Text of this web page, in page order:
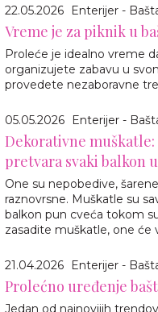
22.05.2026 Enterijer -
Vreme je za piknik u
Proleće je idealno vreme
organizujete zabavu u
provedete nezaboravne
05.05.2026 Enterijer -
Dekorativne muškatle:
pretvara svaki balkon
One su nepobedive,
raznovrsne. Muškatle su
balkon pun cveća tokom
zasadite muškatle, one će
21.04.2026 Enterijer -
Prolećno uređenje
Jedan od najnovijih